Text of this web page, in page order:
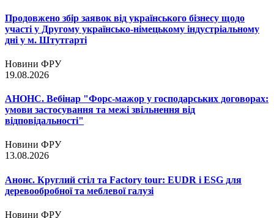
Продовжено збір заявок від українського бізнесу щодо
участі у Другому українсько-німецькому індустріальному
дні у м. Штутгарті
Новини ФРУ
19.08.2026
АНОНС. Вебінар "Форс-мажор у господарських договорах:
умови застосування та межі звільнення від
відповідальності"
Новини ФРУ
13.08.2026
Анонс. Круглий стіл та Factory tour: EUDR і ESG для
деревообробної та меблевої галузі
Новини ФРУ